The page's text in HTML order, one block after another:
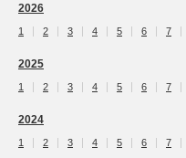
2026
1 2 3 4 5 6 7
2025
1 2 3 4 5 6 7
2024
1 2 3 4 5 6 7